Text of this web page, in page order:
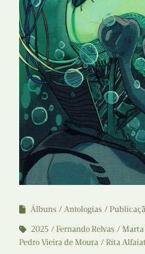
Álbuns Antologias
2025
Fernando Relvas Marta
Pedro Vieira de Moura
Rita